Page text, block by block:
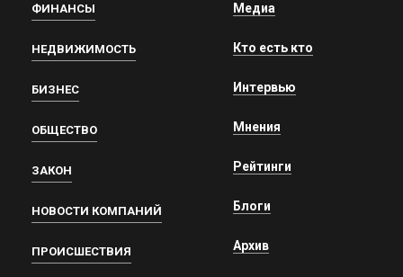
ФИНАНСЫ
НЕДВИЖИМОСТЬ
БИЗНЕС
ОБЩЕСТВО
ЗАКОН
НОВОСТИ КОМПАНИЙ
ПРОИСШЕСТВИЯ
Медиа
Кто есть кто
Интервью
Мнения
Рейтинги
Блоги
Архив